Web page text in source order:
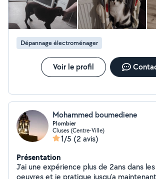
Dépannage électroménager
Voir le profil
Mohammed boumediene
Plombier
Cluses (Centre-Ville)
1/5 (2 avis)
Présentation
J'ai une expérience plus de 2ans dans
oeuvres et je pratique jusqu'a maintenant